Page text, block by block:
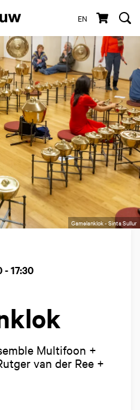
EN
Gamelanklok - Sinta Sullur
Multifoon +
van der Ree +
- 17:30